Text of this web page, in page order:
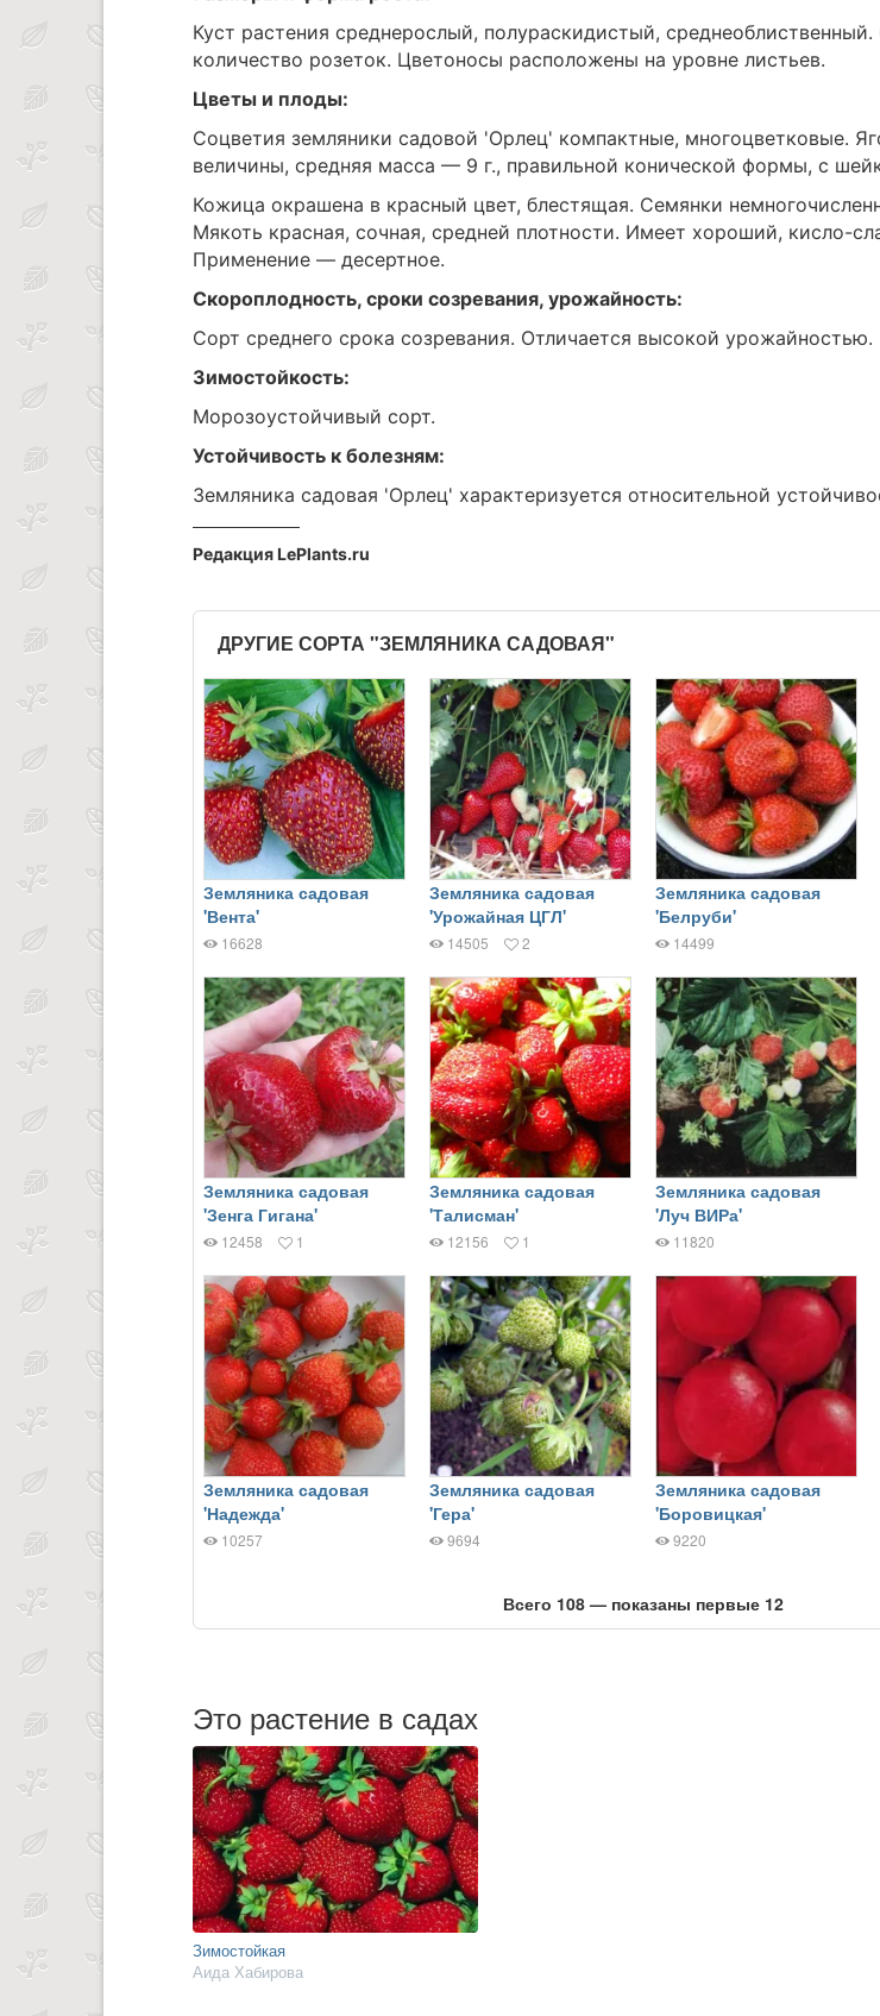
Куст растения среднерослый, полураскидистый, среднеоблиственный.
количество розеток. Цветоносы расположены на уровне листьев.
Цветы и плоды:
Соцветия земляники садовой 'Орлец' компактные, многоцветковые.
величины, средняя масса — 9 г., правильной конической формы, с
Кожица окрашена в красный цвет, блестящая. Семянки
Мякоть красная, сочная, средней плотности. Имеет хороший, кисло-
Применение — десертное.
Скороплодность, сроки созревания, урожайность:
Сорт среднего срока созревания. Отличается высокой урожайностью.
Зимостойкость:
Морозоустойчивый сорт.
Устойчивость к болезням:
Земляника садовая 'Орлец' характеризуется относительной
Редакция LePlants.ru
ДРУГИЕ СОРТА "ЗЕМЛЯНИКА САДОВАЯ"
Земляника садовая
'Вента'
16628
Земляника садовая
'Урожайная ЦГЛ'
14505 2
Земляника садовая
'Белруби'
14499
Земляника садовая
'Зенга Гигана'
12458 1
Земляника садовая
'Талисман'
12156 1
Земляника садовая
'Луч ВИРа'
11820
Земляника садовая
'Надежда'
10257
Земляника садовая
'Гера'
9694
Земляника садовая
'Боровицкая'
9220
Всего 108 — показаны первые 12
Это растение в садах
Зимостойкая
Аида Хабирова